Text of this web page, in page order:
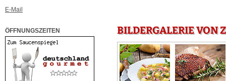
E-Mail
ÖFFNUNGSZEITEN BILDERGALERIE VON